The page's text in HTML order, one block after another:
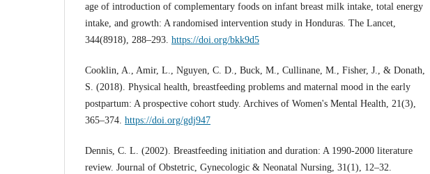
age of introduction of complementary foods on infant breast milk intake, total energy
intake, and growth: A randomised intervention study in Honduras. The Lancet,
344(8918), 288–293. https://doi.org/bkk9d5
Cooklin, A., Amir, L., Nguyen, C. D., Buck, M., Cullinane, M., Fisher, J., & Donath,
S. (2018). Physical health, breastfeeding problems and maternal mood in the early
postpartum: A prospective cohort study. Archives of Women's Mental Health, 21(3),
365–374. https://doi.org/gdj947
Dennis, C. L. (2002). Breastfeeding initiation and duration: A 1990-2000 literature
review. Journal of Obstetric, Gynecologic & Neonatal Nursing, 31(1), 12–32.